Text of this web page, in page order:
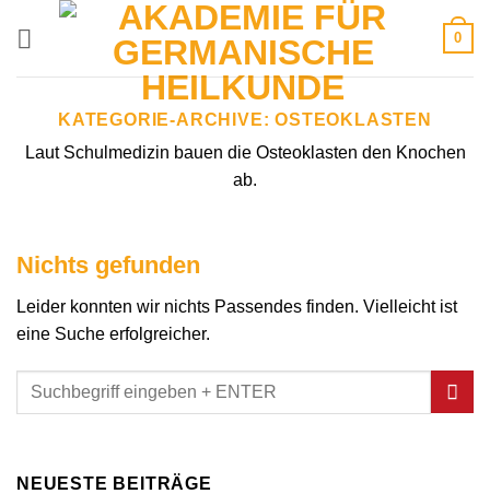
0
KATEGORIE-ARCHIVE:OSTEOKLASTEN
Laut Schulmedizin bauen die Osteoklasten den Knochen
ab.
Nichts gefunden
Leider konnten wir nichts Passendes finden. Vielleicht ist
eine Suche erfolgreicher.
NEUESTE BEITRÄGE